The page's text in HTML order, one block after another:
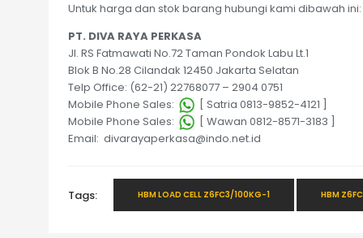
Untuk harga dan stok barang hubungi kami dibawah ini:
PT. DIVA RAYA PERKASA
Jl. RS Fatmawati No.72 Taman Pondok Labu Lt.1
Blok B No.28 Cilandak 12450 Jakarta Selatan
Telp Office: (62-21) 22768077 – 2904 0751
Mobile Phone Sales:
[ Satria 0813-9852-4121 ]
Mobile Phone Sales:
[ Wawan 0812-8571-3183 ]
Email: divarayaperkasa@indo.net.id
Tags: HBM LOAD CELL Z6FC3/100KG-1 HBM